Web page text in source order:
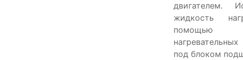
двигателем.
жидкость
под блоком